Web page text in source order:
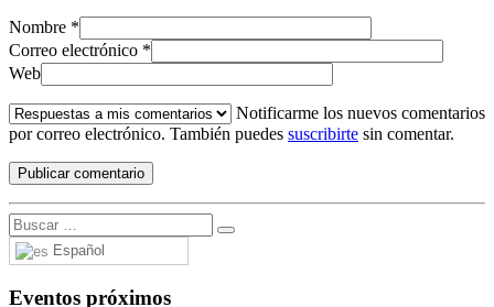
Nombre *
Correo electrónico *
Web
Notificarme los nuevos comentarios
por correo electrónico. También puedes suscribirte sin comentar.
Español
Eventos próximos